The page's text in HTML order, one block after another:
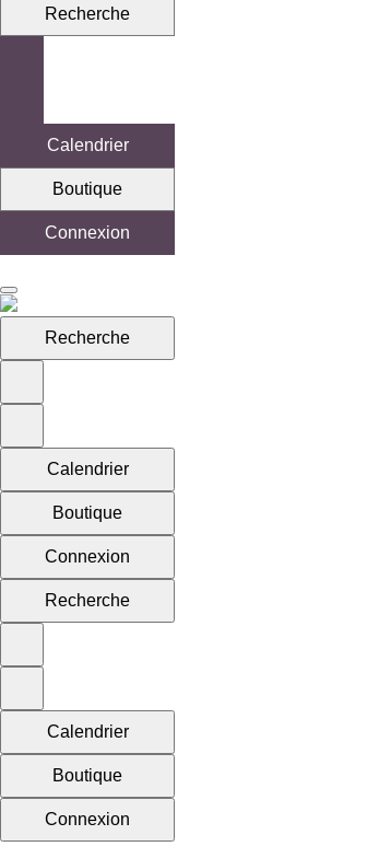
Recherche
Calendrier
Boutique
Connexion
Recherche
Calendrier
Boutique
Connexion
Recherche
Calendrier
Boutique
Connexion